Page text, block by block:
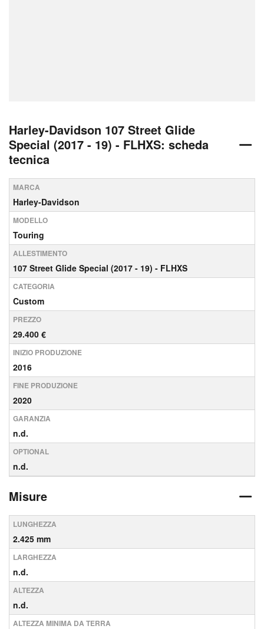
Harley-Davidson 107 Street Glide
Special (2017 - 19) - FLHXS: scheda
tecnica
MARCA
Harley-Davidson
MODELLO
Touring
ALLESTIMENTO
107 Street Glide Special (2017 - 19) - FLHXS
CATEGORIA
Custom
PREZZO
29.400 €
INIZIO PRODUZIONE
2016
FINE PRODUZIONE
2020
GARANZIA
n.d.
OPTIONAL
n.d.
Misure
LUNGHEZZA
2.425 mm
LARGHEZZA
n.d.
ALTEZZA
n.d.
ALTEZZA MINIMA DA TERRA